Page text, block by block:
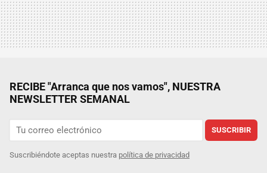
RECIBE "Arranca que nos vamos", NUESTRA
NEWSLETTER SEMANAL
SUSCRIBIR
Suscribiéndote aceptas nuestra política de privacidad